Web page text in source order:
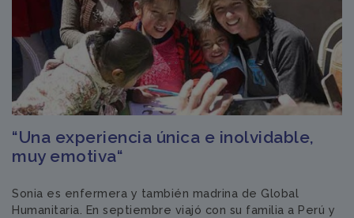
“Una experiencia única e inolvidable,
muy emotiva“
Sonia es enfermera y también madrina de Global
Humanitaria. En septiembre viajó con su familia a Perú y